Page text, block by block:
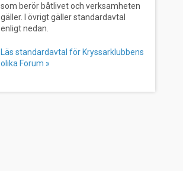
som berör båtlivet och verksamheten
gäller. I övrigt gäller standardavtal
enligt nedan.
Läs standardavtal för Kryssarklubbens
olika Forum »